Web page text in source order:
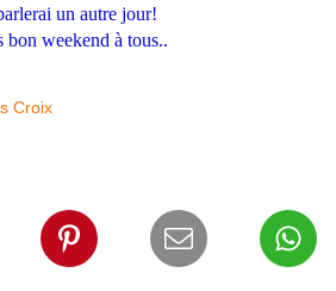
un autre jour!
bon weekend à tous..
Croix